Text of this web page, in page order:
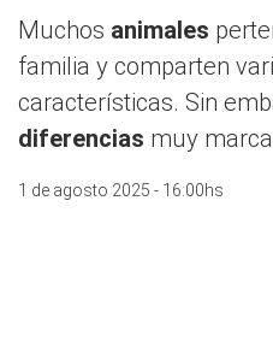
Muchos animales
familia y comparten
características. Sin
diferencias muy
1 de agosto 2025 - 16:00hs